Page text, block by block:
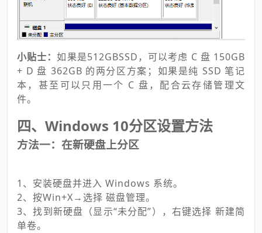
小贴士：如果是512GBSSD，可以考虑 C 盘 150GB
+ D 盘 362GB 的两分区方案；如果是纯 SSD 笔记
本，甚至可以只用一个 C 盘，配合云存储管理文
件。
四、Windows 10分区设置方法
方法一：在新硬盘上分区
1、安装硬盘并进入 Windows 系统。
2、按Win+X→选择 磁盘管理。
3、找到新硬盘（显示“未分配”），右键选择 新建简
单卷。